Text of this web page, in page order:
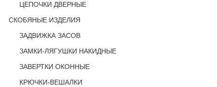
ЦЕПОЧКИ ДВЕРНЫЕ
СКОБЯНЫЕ ИЗДЕЛИЯ
ЗАДВИЖКА ЗАСОВ
ЗАМКИ-ЛЯГУШКИ НАКИДНЫЕ
ЗАВЕРТКИ ОКОННЫЕ
КРЮЧКИ-ВЕШАЛКИ